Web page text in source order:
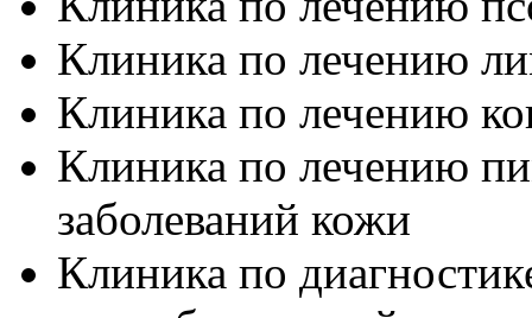
Клиника по лечению
Клиника по лечению
Клиника по лечению
заболеваний кожи
Клиника по